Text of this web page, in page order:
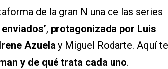
de la gran N una de las series
enviados’, protagonizada por Luis
Azuela y Miguel Rodarte. Aquí te
y de qué trata cada uno.